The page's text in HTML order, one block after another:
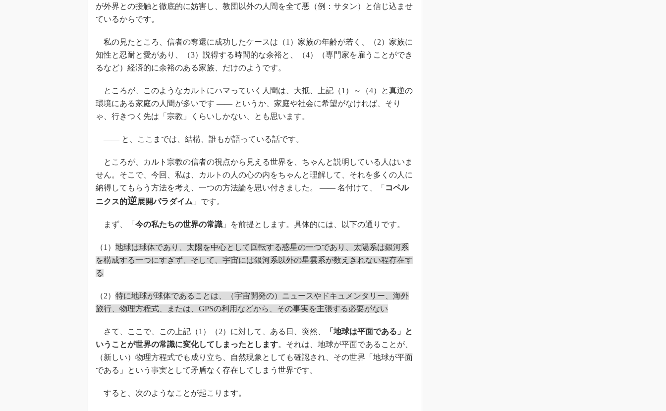
が外界との接触と徹底的に妨害し、教団以外の人間を全て悪（例：サタン）と信じ込ませ
ているからです。
私の見たところ、信者の奪還に成功したケースは（1）家族の年齢が若く、（2）家族に
知性と忍耐と愛があり、（3）説得する時間的な余裕と、（4）（専門家を雇うことができ
るなど）経済的に余裕のある家族、だけのようです。
ところが、このようなカルトにハマっていく人間は、大抵、上記（1）～（4）と真逆の
環境にある家庭の人間が多いです ―― というか、家庭や社会に希望がなければ、そり
ゃ、行きつく先は「宗教」くらいしかない、とも思います。
―― と、ここまでは、結構、誰もが語っている話です。
ところが、カルト宗教の信者の視点から見える世界を、ちゃんと説明している人はいま
せん。そこで、今回、私は、カルトの人の心の内をちゃんと理解して、それを多くの人に
納得してもらう方法を考え、一つの方法論を思い付きました。 ―― 名付けて、「 コペル
ニクス的逆展開パラダイム 」です。
まず、「 今の私たちの世界の常識 」を前提とします。具体的には、以下の通りです。
（1） 地球は球体であり、太陽を中心として回転する惑星の一つであり、太陽系は銀河系
を構成する一つにすぎず、そして、宇宙には銀河系以外の星雲系が数えきれない程存在す
る
（2） 特に地球が球体であることは、（宇宙開発の）ニュースやドキュメンタリー、海外
旅行、物理方程式、または、GPSの利用などから、その事実を主張する必要がない
さて、ここで、この上記（1）（2）に対して、ある日、突然、
「地球は平面である」と
いうことが世界の常識に変化してしまったとします。それは、地球が平面であることが、
（新しい）物理方程式でも成り立ち、自然現象としても確認され、その世界「地球が平面
である」という事実として矛盾なく存在してしまう世界です。
すると、次のようなことが起こります。